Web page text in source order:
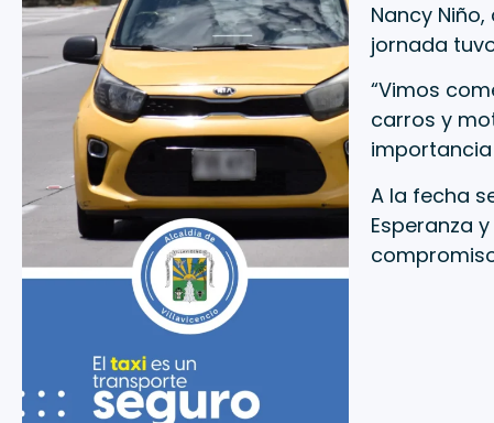
Nancy
jornada
“Vimos
carros y
A la fecha
Esperanza